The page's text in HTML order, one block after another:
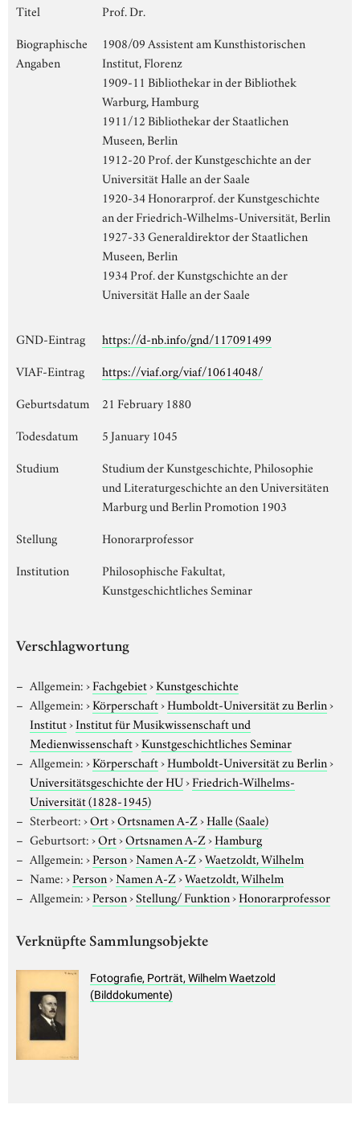
Titel
Prof. Dr.
Biographische
Angaben
1908/09 Assistent am Kunsthistorischen
Institut, Florenz
1909-11 Bibliothekar in der Bibliothek
Warburg, Hamburg
1911/12 Bibliothekar der Staatlichen
Museen, Berlin
1912-20 Prof. der Kunstgeschichte an der
Universität Halle an der Saale
1920-34 Honorarprof. der Kunstgeschichte
an der Friedrich-Wilhelms-Universität, Berlin
1927-33 Generaldirektor der Staatlichen
Museen, Berlin
1934 Prof. der Kunstgschichte an der
Universität Halle an der Saale
GND-Eintrag
https://d-nb.info/gnd/117091499
VIAF-Eintrag
https://viaf.org/viaf/10614048/
Geburtsdatum
21 February 1880
Todesdatum
5 January 1045
Studium
Studium der Kunstgeschichte, Philosophie
und Literaturgeschichte an den Universitäten
Marburg und Berlin Promotion 1903
Stellung
Honorarprofessor
Institution
Philosophische Fakultat,
Kunstgeschichtliches Seminar
Verschlagwortung
Allgemein:›Fachgebiet›Kunstgeschichte
Allgemein:›Körperschaft›Humboldt-Universität zu Berlin›
Institut›Institut für Musikwissenschaft und
Medienwissenschaft›Kunstgeschichtliches Seminar
Allgemein:›Körperschaft›Humboldt-Universität zu Berlin›
Universitätsgeschichte der HU›Friedrich-Wilhelms-
Universität (1828-1945)
Sterbeort:›Ort›Ortsnamen A-Z›Halle (Saale)
Geburtsort:›Ort›Ortsnamen A-Z›Hamburg
Allgemein:›Person›Namen A-Z›Waetzoldt, Wilhelm
Name:›Person›Namen A-Z›Waetzoldt, Wilhelm
Allgemein:›Person›Stellung/ Funktion›Honorarprofessor
Verknüpfte Sammlungsobjekte
Fotografie, Porträt, Wilhelm Waetzold
(Bilddokumente)